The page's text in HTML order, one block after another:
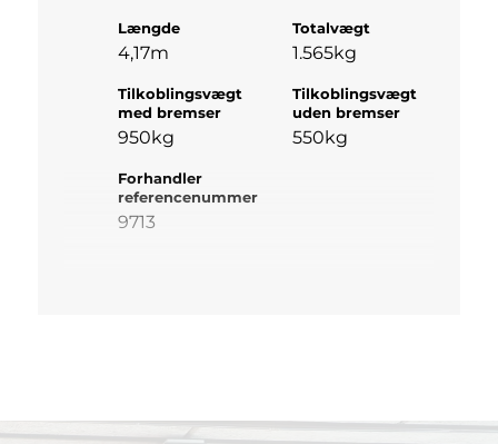
Længde
4,17m
Totalvægt
1.565kg
Tilkoblingsvægt
med bremser
950kg
Tilkoblingsvægt
uden bremser
550kg
Forhandler
referencenummer
9713